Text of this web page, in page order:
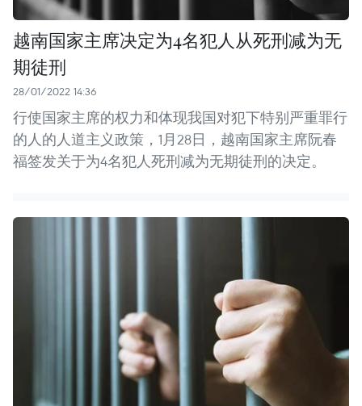
越南国家主席决定为4名犯人从死刑减为无
期徒刑
28/01/2022 14:36
行使国家主席的权力和体现我国对犯下特别严重罪行
的人的人道主义政策，1月28日，越南国家主席阮春
福签发关于为4名犯人死刑减为无期徒刑的决定。